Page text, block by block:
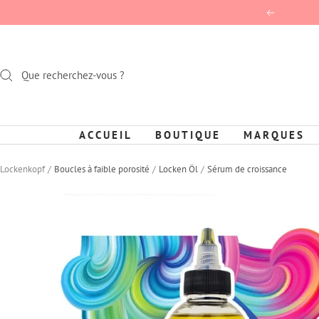
au
Précédent
ACCUEIL BOUTIQUE MARQUES
Lockenkopf Boucles à faible porosité Locken Öl Sérum de croissance